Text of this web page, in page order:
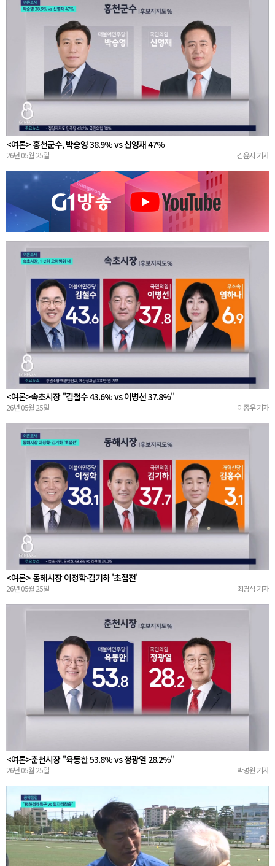
<여론> 홍천군수, 박승영 38.9% vs 신영재 47%
26년 05월 25일 김윤지 기자
<여론>속초시장 "김철수 43.6% vs 이병선 37.8%"
26년 05월 25일 이종우 기자
<여론> 동해시장 이정학·김기하 '초접전'
26년 05월 25일 최경식 기자
<여론>춘천시장 "육동한 53.8% vs 정광열 28.2%"
26년 05월 25일 박명원 기자